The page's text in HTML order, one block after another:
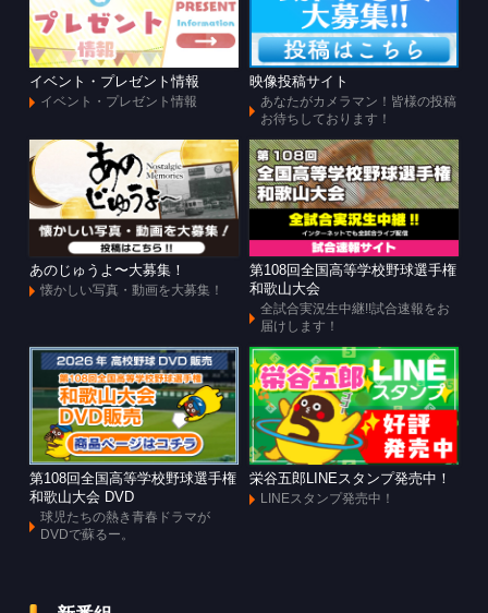
イベント・プレゼント情報
イベント・プレゼント情報
映像投稿サイト
あなたがカメラマン！皆様の投稿
お待ちしております！
あのじゅうよ〜大募集！
懐かしい写真・動画を大募集！
第108回全国高等学校野球選手権
和歌山大会
全試合実況生中継!!試合速報をお
届けします！
第108回全国高等学校野球選手権
和歌山大会 DVD
球児たちの熱き青春ドラマが
DVDで蘇るー。
栄谷五郎LINEスタンプ発売中！
LINEスタンプ発売中！